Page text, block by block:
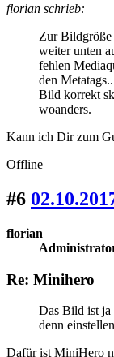
florian schrieb:
Zur Bildgröße
weiter unten
fehlen
den
Bild korrekt
woanders.
Kann ich Dir zum
Offline
#6
florian
Re: Minihero
Das Bild ist ja
denn
Dafür ist MiniHero